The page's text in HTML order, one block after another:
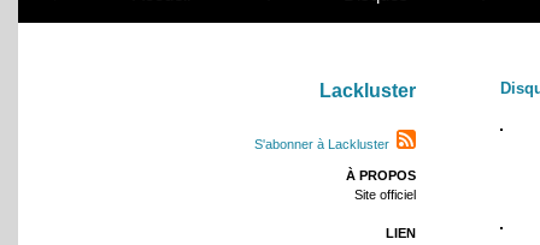
Lackluster
S'abonner à Lackluster
À PROPOS
Site officiel
LIEN